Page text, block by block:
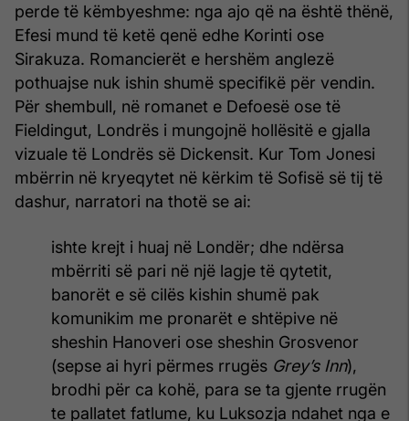
perde të këmbyeshme: nga ajo që na është thënë,
Efesi mund të ketë qenë edhe Korinti ose
Sirakuza. Romancierët e hershëm anglezë
pothuajse nuk ishin shumë specifikë për vendin.
Për shembull, në romanet e Defoesë ose të
Fieldingut, Londrës i mungojnë hollësitë e gjalla
vizuale të Londrës së Dickensit. Kur Tom Jonesi
mbërrin në kryeqytet në kërkim të Sofisë së tij të
dashur, narratori na thotë se ai:
ishte krejt i huaj në Londër; dhe ndërsa
mbërriti së pari në një lagje të qytetit,
banorët e së cilës kishin shumë pak
komunikim me pronarët e shtëpive në
sheshin Hanoveri ose sheshin Grosvenor
(sepse ai hyri përmes rrugës Grey’s Inn),
brodhi për ca kohë, para se ta gjente rrugën
te pallatet fatlume, ku Luksozja ndahet nga e